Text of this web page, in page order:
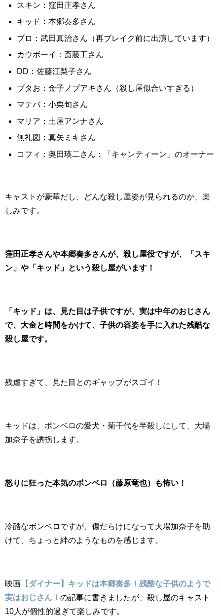
スキン：窪田正孝さん
キッド：本郷奏多さん
ブロ：武田真治さん（再ブレイク前に出演しています）
カウボーイ：斎藤工さん
DD：佐藤江梨子さん
ブタお：金子ノブアキさん（殺し屋似合いすぎる）
マテバ：小栗旬さん
マリア：土屋アンナさん
無礼図：真矢ミキさん
コフィ：奥田瑛二さん：「キャンティーン」のオーナー
キャストが豪華だし、どんな殺し屋姿が見られるのか、楽
しみです。
窪田正孝さんや本郷奏多さんが、殺し屋役ですが、「スキ
ン」や「キッド」という殺し屋がいます！
「キッド」は、見た目は子供ですが、実は中年のおじさん
で、大金と時間をかけて、子供の容姿を手に入れた残酷な
殺し屋です。
残虐すぎて、見た目とのギャップがスゴイ！
キッドは、ボンベロの愛犬・菊千代を半殺しにして、大場
加奈子を誘拐します。
怒りに狂った本気のボンベロ（藤原竜也）も怖い！
冷酷なボンベロですが、傷だらけになって大場加奈子を助
けて、ちょっと絆のようなものを感じます。
映画 【ダイナー】キッドは本郷奏多！残酷な子供のようで
実はおじさん！ の記事に書きましたが、殺し屋のキャスト
10人が個性的過ぎて楽しみです。